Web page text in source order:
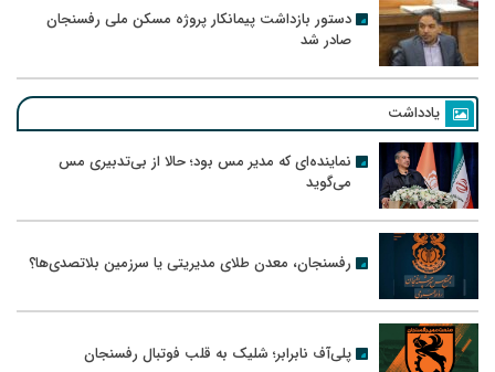
دستور بازداشت پیمانکار پروژه مسکن ملی رفسنجان
صادر شد
یادداشت
نماینده‌ای که مدیر مس بود؛ حالا از بی‌تدبیری مس
می‌گوید
رفسنجان، معدن طلای مدیریتی یا سرزمین بلاتصدی‌ها؟
پلی‌آف نابرابر؛ شلیک به قلب فوتبال رفسنجان